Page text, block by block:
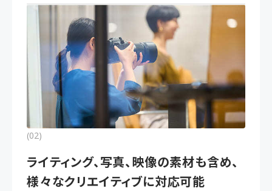
(02)
ライティング、写真、映像の素材も含め、
様々なクリエイティブに対応可能